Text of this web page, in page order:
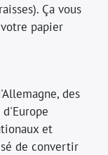
Ça vous
papier
des
et
de convertir